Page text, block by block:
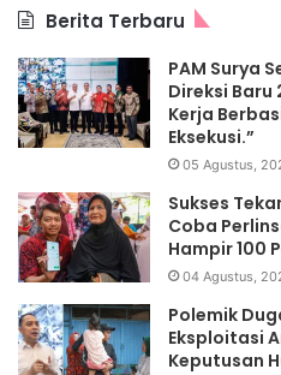
Berita Terbaru
PAM Surya
Direksi Baru
Kerja
Eksekusi.”
05 Agustus,
Sukses
Coba
Hampir 100
04 Agustus,
Polemik
Eksploitasi
Keputusan